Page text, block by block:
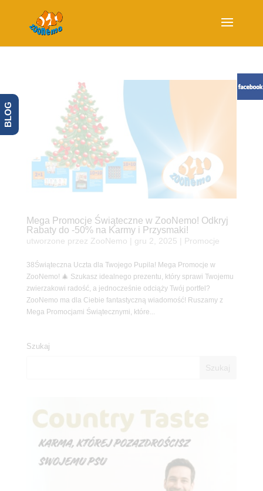
Mega Promocje Świąteczne w ZooNemo! Odkryj
Rabaty do -50% na Karmy i Przysmaki!
utworzone przez ZooNemo gru 2, 2025 Promocje
38Świąteczna Uczta dla Twojego Pupila! Mega Promocje w
ZooNemo! 🎄 Szukasz idealnego prezentu, który sprawi Twojemu
zwierzakowi radość, a jednocześnie odciąży Twój portfel?
ZooNemo ma dla Ciebie fantastyczną wiadomość! Ruszamy z
Mega Promocjami Świątecznymi, które...
Szukaj
BLOG